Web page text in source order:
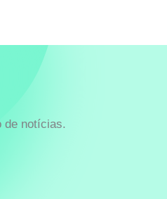
de notícias.